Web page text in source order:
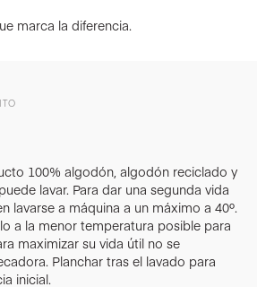
marca la diferencia.
100% algodón, algodón reciclado y
lavar. Para dar una segunda vida
lavarse a máquina a un máximo a 40º.
a la menor temperatura posible para
maximizar su vida útil no se
Planchar tras el lavado para
inicial.